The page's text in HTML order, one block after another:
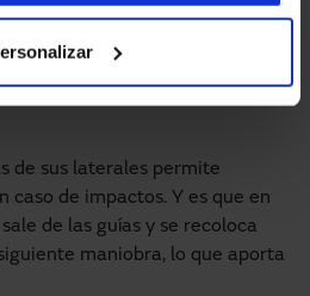
laspuertas rápidas
en la solución más
de sus laterales permite
caso de impactos. Y es que en
de las guías y se recoloca
maniobra, lo que aporta